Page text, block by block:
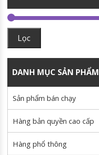
Lọc
DANH MỤC SẢN PHẨM
Sản phẩm bán chạy
Hàng bản quyền cao cấp
Hàng phổ thông